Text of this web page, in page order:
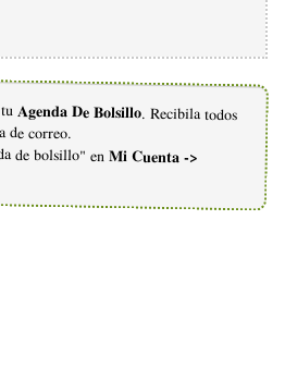
Agenda De Bolsillo. Recibila todos
de correo.
de bolsillo" en Mi Cuenta ->